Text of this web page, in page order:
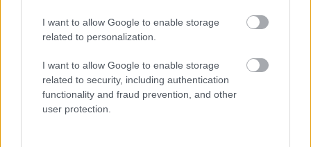
I want to allow Google to enable storage
related to personalization.
I want to allow Google to enable storage
related to security, including authentication
functionality and fraud prevention, and other
user protection.
Pasaportes que abren puertas
Los pasaportes más poderosos del mundo, ¿está el
tuyo?